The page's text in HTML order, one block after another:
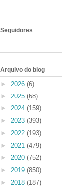
Seguidores
Arquivo do blog
► 2026 (6)
► 2025 (68)
► 2024 (159)
► 2023 (393)
► 2022 (193)
► 2021 (479)
► 2020 (752)
► 2019 (850)
► 2018 (187)